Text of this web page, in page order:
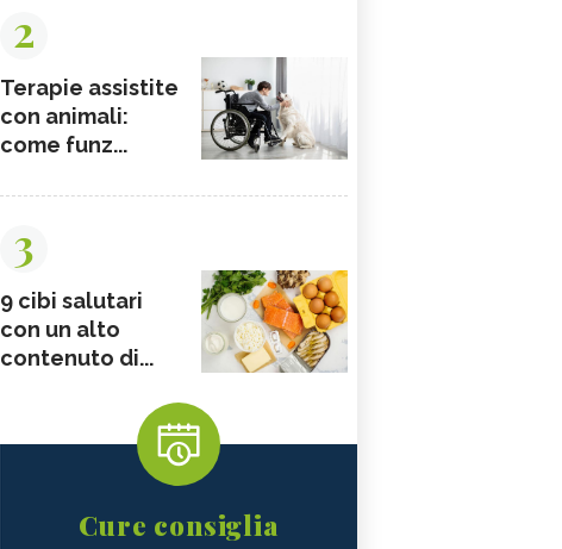
2
Terapie assistite
con animali:
come funz...
3
9 cibi salutari
con un alto
contenuto di...
Cure consiglia